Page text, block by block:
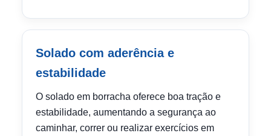
Solado com aderência e
estabilidade
O solado em borracha oferece boa tração e
estabilidade, aumentando a segurança ao
caminhar, correr ou realizar exercícios em